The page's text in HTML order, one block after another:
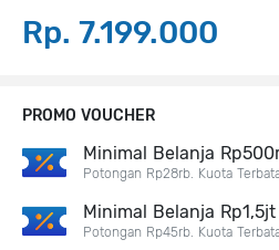
Rp. 7.199.000
PROMO VOUCHER
Minimal Belanja
Potongan Rp28rb. Kuota
Minimal Belanja Rp1,5jt
Potongan Rp45rb. Kuota